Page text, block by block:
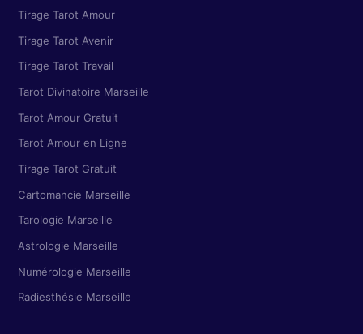
Tirage Tarot Amour
Tirage Tarot Avenir
Tirage Tarot Travail
Tarot Divinatoire Marseille
Tarot Amour Gratuit
Tarot Amour en Ligne
Tirage Tarot Gratuit
Cartomancie Marseille
Tarologie Marseille
Astrologie Marseille
Numérologie Marseille
Radiesthésie Marseille